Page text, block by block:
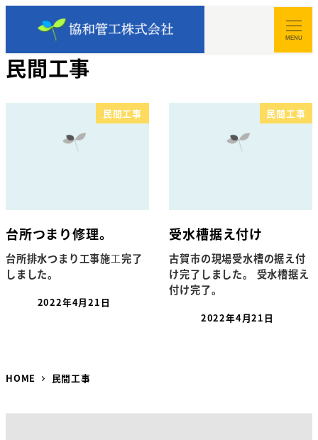
MENU
民間工事
民間工事
台所つまり修理。
台所排水つまり工事施⼯完了
しました。
2022年4月21日
民間工事
受水槽据え付け
古賀市の現場受水槽の据え付
け完了しました。 受水槽据え
付け完了。
2022年4月21日
HOME 民間工事